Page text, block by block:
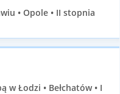
• Opole • II stopnia
w Łodzi • Bełchatów • I